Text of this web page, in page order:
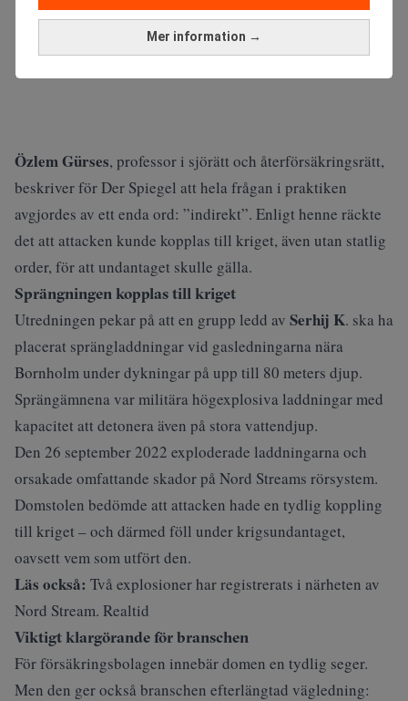
Mer information →
Özlem Gürses, professor i sjörätt och återförsäkringsrätt,
beskriver för Der Spiegel att hela frågan i praktiken
avgjordes av ett enda ord: ”indirekt”. Enligt henne räckte
det att attacken kunde kopplas till kriget, även utan statlig
order, för att undantaget skulle gälla.
Sprängningen kopplas till kriget
Utredningen pekar på att en grupp ledd av Serhij K. ska ha
placerat sprängladdningar vid gasledningarna nära
Bornholm under dykningar på upp till 80 meters djup.
Sprängämnena var militära högexplosiva laddningar med
kapacitet att detonera även på stora vattendjup.
Den 26 september 2022 exploderade laddningarna och
orsakade omfattande skador på Nord Streams rörsystem.
Domstolen bedömde att attacken hade en tydlig koppling
till kriget – och därmed föll under krigsundantaget,
oavsett vem som utfört den.
Läs också: Två explosioner har registrerats i närheten av
Nord Stream. Realtid
Viktigt klargörande för branschen
För försäkringsbolagen innebär domen en tydlig seger.
Men den ger också branschen efterlängtad vägledning: